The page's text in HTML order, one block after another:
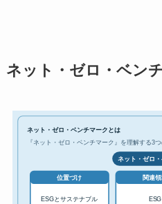
ネット・ゼロ・ベン
ネット・ゼロ・ベンチマークとは
『ネット・ゼロ・ベンチマーク』を理解する3つ
ネット・ゼロ
位置づけ
ESGとサステナブル
関連
ESG